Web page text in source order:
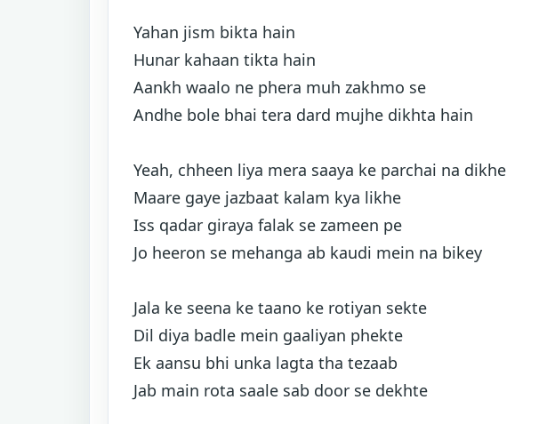
Yahan jism bikta hain
Hunar kahaan tikta hain
Aankh waalo ne phera muh zakhmo se
Andhe bole bhai tera dard mujhe dikhta hain
Yeah, chheen liya mera saaya ke parchai na dikhe
Maare gaye jazbaat kalam kya likhe
Iss qadar giraya falak se zameen pe
Jo heeron se mehanga ab kaudi mein na bikey
Jala ke seena ke taano ke rotiyan sekte
Dil diya badle mein gaaliyan phekte
Ek aansu bhi unka lagta tha tezaab
Jab main rota saale sab door se dekhte